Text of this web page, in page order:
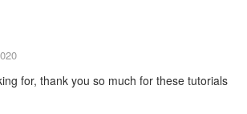
for, thank you so much for these tutorials